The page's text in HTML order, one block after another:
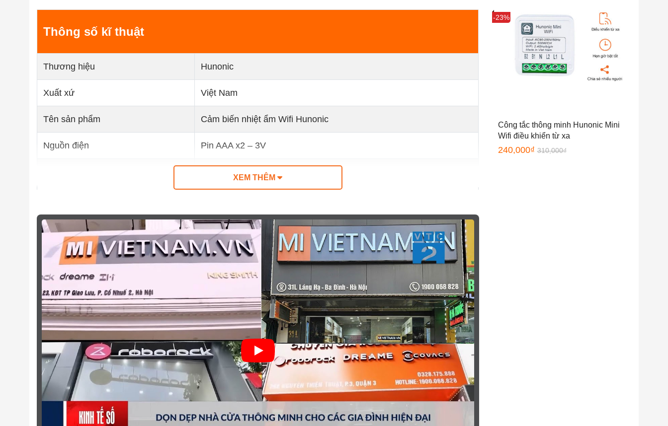
Thông số kĩ thuật
Thương hiệu Hunonic
Xuất xứ Việt Nam
Tên sản phẩm Cảm biến nhiệt ẩm Wifi Hunonic
Nguồn điện Pin AAA x2 – 3V
Dải đo độ ẩm 20% ~ 98% ( Sai số 3% )
Kích thước 70x25x20mm
Điều khiển qua điện thoại App Hunonic
CÂU HỎI CHUNG THƯỜNG GẶP
Làm sao tôi có thể biết đây là hàng chính hãng?
Giá sản phẩm trên web đã bao gồm thuế VAT chưa?
Có được kiểm tra sản phẩm trước khi nhận hàng?
XEM THÊM
Sale
-23%
Công tắc thông minh Hunonic Mini
Wifi điều khiển từ xa
240,000₫ 310,000₫